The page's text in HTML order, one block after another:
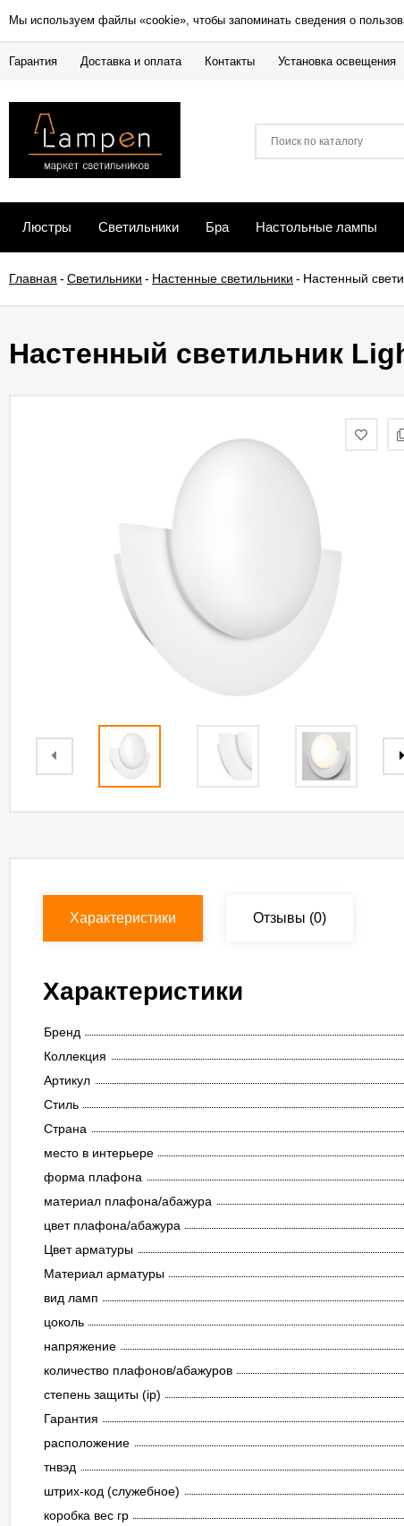
Мы используем файлы «cookie», чтобы запоминать сведения о
Гарантия Доставка и оплата Контакты Установка освещения
Люстры Светильники Бра Настольные лампы
Главная - Светильники - Настенные светильники - Настенный
Настенный светильник
Характеристики Отзывы (0)
Характеристики
Бренд
Коллекция
Артикул
Стиль
Страна
место в интерьере
форма плафона
материал плафона/абажура
цвет плафона/абажура
Цвет арматуры
Материал арматуры
вид ламп
цоколь
напряжение
количество плафонов/абажуров
степень защиты (ip)
Гарантия
расположение
тнвэд
штрих-код (служебное)
коробка вес гр